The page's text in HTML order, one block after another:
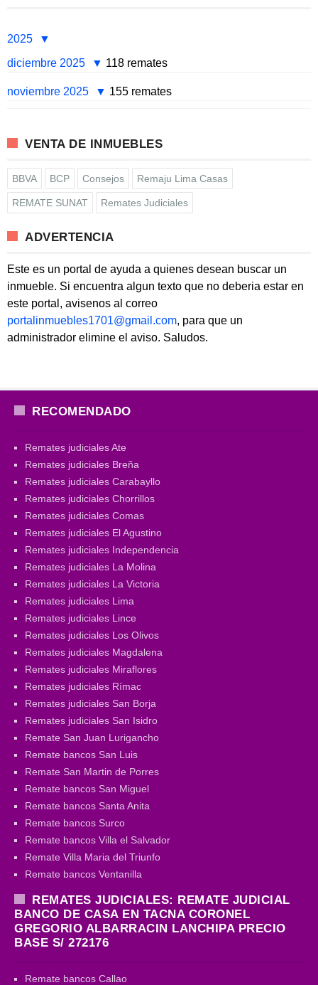
2025
diciembre 2025
118 remates
noviembre 2025 155 remates
VENTA DE INMUEBLES
BBVA BCP Consejos Remaju Lima Casas
REMATE SUNAT Remates Judiciales
ADVERTENCIA
Este es un portal de ayuda a quienes desean buscar un
inmueble. Si encuentra algun texto que no deberia estar en
este portal, avisenos al correo
portalinmuebles1701@gmail.com, para que un
administrador elimine el aviso. Saludos.
RECOMENDADO
Remates judiciales Ate
Remates judiciales Breña
Remates judiciales Carabayllo
Remates judiciales Chorrillos
Remates judiciales Comas
Remates judiciales El Agustino
Remates judiciales Independencia
Remates judiciales La Molina
Remates judiciales La Victoria
Remates judiciales Lima
Remates judiciales Lince
Remates judiciales Los Olivos
Remates judiciales Magdalena
Remates judiciales Miraflores
Remates judiciales Rímac
Remates judiciales San Borja
Remates judiciales San Isidro
Remate San Juan Lurigancho
Remate bancos San Luis
Remate San Martin de Porres
Remate bancos San Miguel
Remate bancos Santa Anita
Remate bancos Surco
Remate bancos Villa el Salvador
Remate Villa Maria del Triunfo
Remate bancos Ventanilla
REMATES JUDICIALES: REMATE JUDICIAL
BANCO DE CASA EN TACNA CORONEL
GREGORIO ALBARRACIN LANCHIPA PRECIO
BASE S/ 272176
Remate bancos Callao